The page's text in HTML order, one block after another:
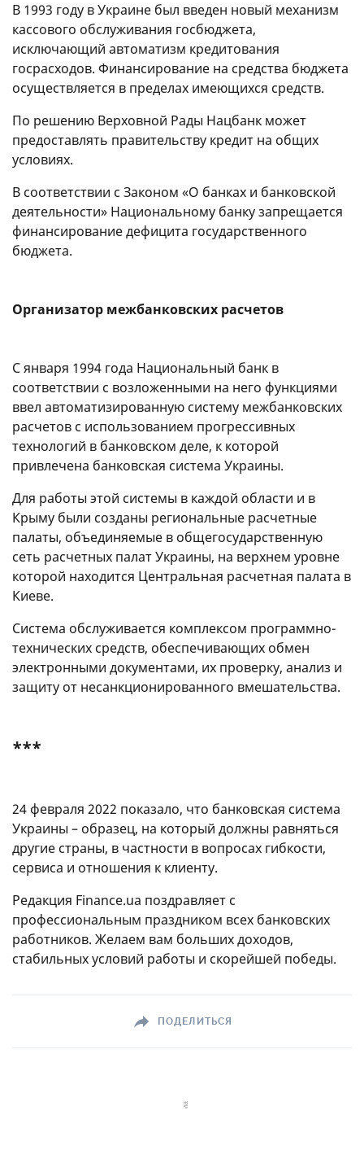
В 1993 году в Украине был введен новый механизм
кассового обслуживания госбюджета,
исключающий автоматизм кредитования
госрасходов. Финансирование на средства бюджета
осуществляется в пределах имеющихся средств.
По решению Верховной Рады Нацбанк может
предоставлять правительству кредит на общих
условиях.
В соответствии с Законом «О банках и банковской
деятельности» Национальному банку запрещается
финансирование дефицита государственного
бюджета.
Организатор межбанковских расчетов
С января 1994 года Национальный банк в
соответствии с возложенными на него функциями
ввел автоматизированную систему межбанковских
расчетов с использованием прогрессивных
технологий в банковском деле, к которой
привлечена банковская система Украины.
Для работы этой системы в каждой области и в
Крыму были созданы региональные расчетные
палаты, объединяемые в общегосударственную
сеть расчетных палат Украины, на верхнем уровне
которой находится Центральная расчетная палата в
Киеве.
Система обслуживается комплексом программно-
технических средств, обеспечивающих обмен
электронными документами, их проверку, анализ и
защиту от несанкционированного вмешательства.
***
24 февраля 2022 показало, что банковская система
Украины – образец, на который должны равняться
другие страны, в частности в вопросах гибкости,
сервиса и отношения к клиенту.
Редакция Finance.ua поздравляет с
профессиональным праздником всех банковских
работников. Желаем вам больших доходов,
стабильных условий работы и скорейшей победы.
ПОДЕЛИТЬСЯ